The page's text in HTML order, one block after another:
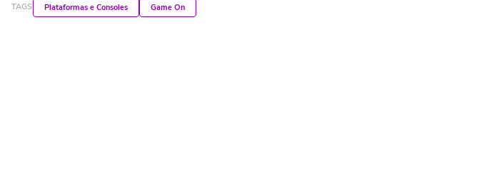
TAGS Plataformas e Consoles Game On